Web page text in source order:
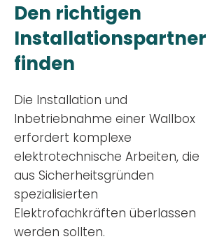
Den richtigen
Installationspartner
finden
Die Installation und
Inbetriebnahme einer Wallbox
erfordert komplexe
elektrotechnische Arbeiten, die
aus Sicherheitsgründen
spezialisierten
Elektrofachkräften überlassen
werden sollten.